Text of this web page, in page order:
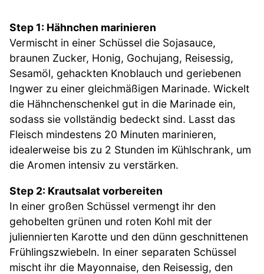
Step 1: Hähnchen marinieren
Vermischt in einer Schüssel die Sojasauce,
braunen Zucker, Honig, Gochujang, Reisessig,
Sesamöl, gehackten Knoblauch und geriebenen
Ingwer zu einer gleichmäßigen Marinade. Wickelt
die Hähnchenschenkel gut in die Marinade ein,
sodass sie vollständig bedeckt sind. Lasst das
Fleisch mindestens 20 Minuten marinieren,
idealerweise bis zu 2 Stunden im Kühlschrank, um
die Aromen intensiv zu verstärken.
Step 2: Krautsalat vorbereiten
In einer großen Schüssel vermengt ihr den
gehobelten grünen und roten Kohl mit der
juliennierten Karotte und den dünn geschnittenen
Frühlingszwiebeln. In einer separaten Schüssel
mischt ihr die Mayonnaise, den Reisessig, den